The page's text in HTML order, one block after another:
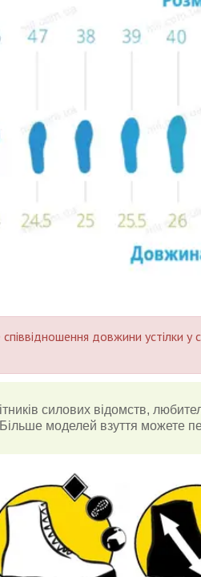
довжини устілки у
силових відомств,
моделей взуття можете